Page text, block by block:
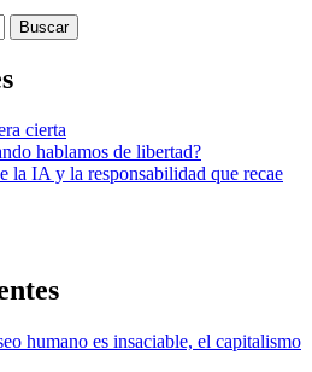
cierta
hablamos de libertad?
la IA y la responsabilidad que recae
humano es insaciable, el capitalismo